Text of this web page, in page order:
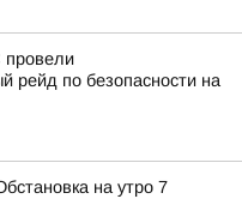
рейд по безопасности на
на утро 7